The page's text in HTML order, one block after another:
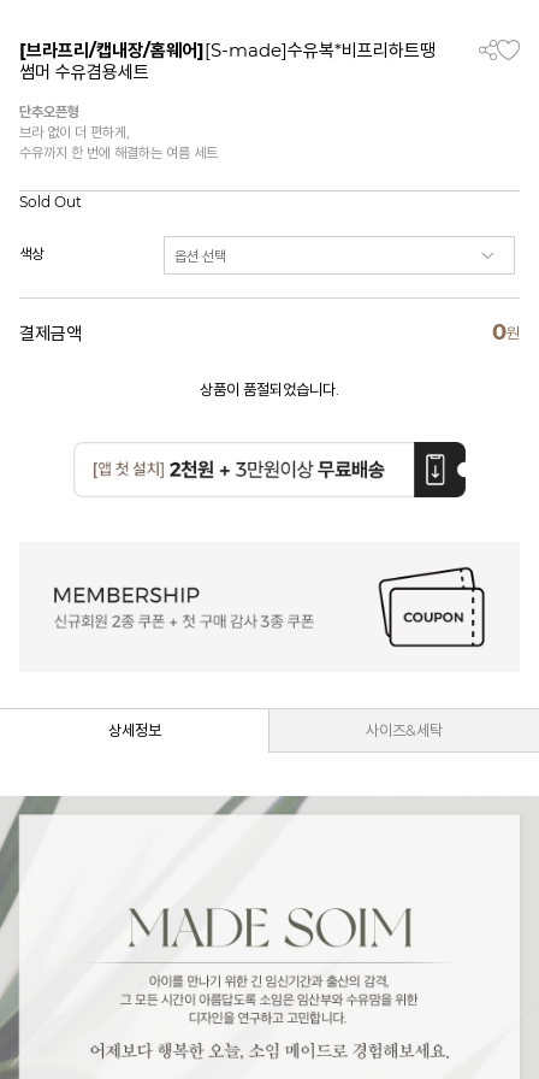
[브라프리/캡내장/홈웨어][S-made]수유복*비프리하트땡
썸머 수유겸용세트
단추오픈형
브라 없이 더 편하게,
수유까지 한 번에 해결하는 여름 세트
Sold Out
색상
결제금액 0원
상품이 품절되었습니다.
상세정보 사이즈&세탁